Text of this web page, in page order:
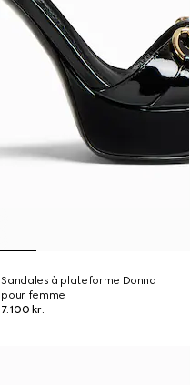
Sandales à plateforme Donna
pour femme
7.100 kr.